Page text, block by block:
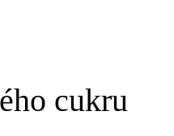
cukru